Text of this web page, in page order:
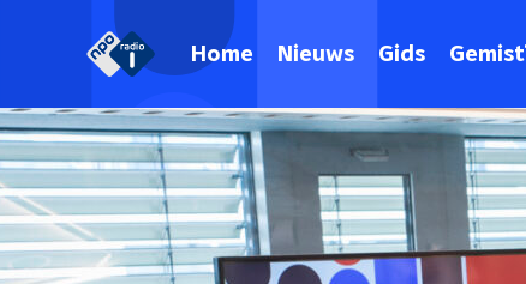
Home Nieuws Gids Gemist